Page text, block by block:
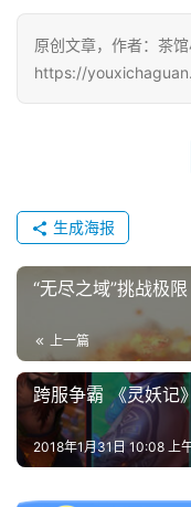
3
0
日
茶
对
接
原创文章，作者：茶馆
https://
生成海报
“无尽之域”挑战极
上一篇
跨服争霸 《灵妖记
2018年1月31日 10:08 上